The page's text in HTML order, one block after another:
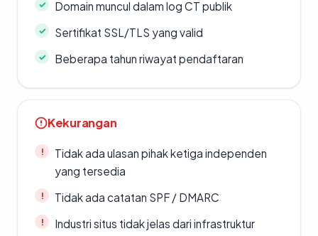
Domain muncul dalam log CT publik
Sertifikat SSL/TLS yang valid
Beberapa tahun riwayat pendaftaran
Kekurangan
Tidak ada ulasan pihak ketiga independen
yang tersedia
Tidak ada catatan SPF / DMARC
Industri situs tidak jelas dari infrastruktur